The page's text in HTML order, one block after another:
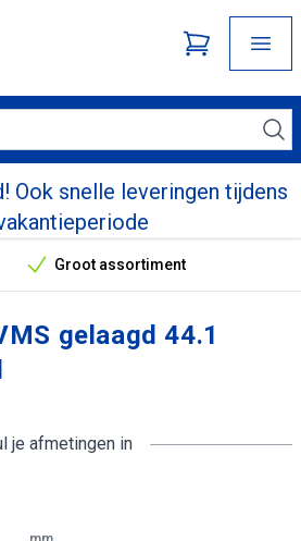
Ook snelle leveringen tijdens
Onze unieke verkoopargumenten
Groot assortiment
gelaagd 44.1
je afmetingen in